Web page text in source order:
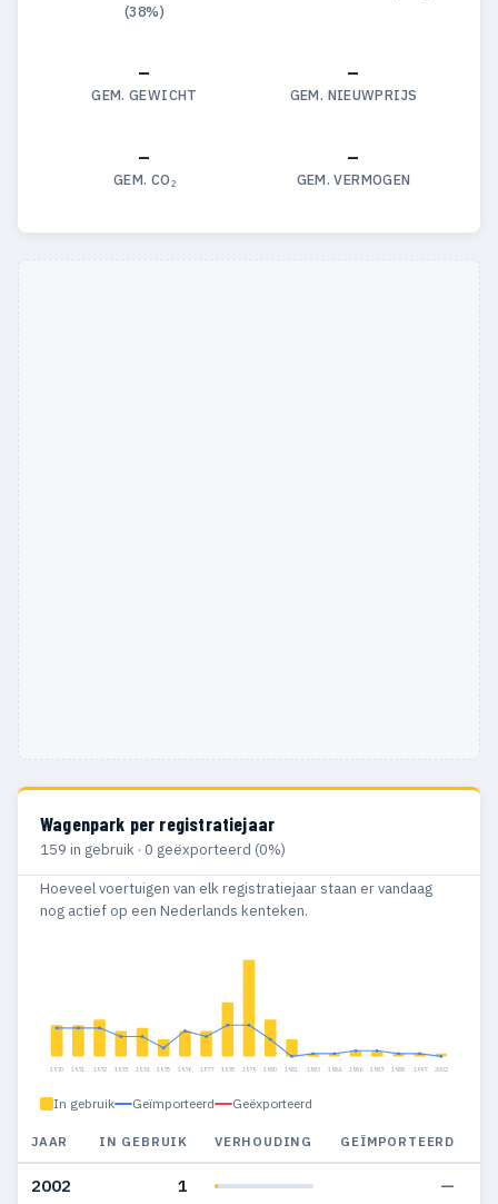
(38%)
—
GEM. GEWICHT
—
GEM. NIEUWPRIJS
—
GEM. CO₂
—
GEM. VERMOGEN
Wagenpark per registratiejaar
159 in gebruik · 0 geëxporteerd (0%)
Hoeveel voertuigen van elk registratiejaar staan er vandaag
nog actief op een Nederlands kenteken.
1970 1971 1972 1973 1974 1975 1976 1977 1978 1979 1980 1981 1983 1984 1986 1987 1988 1997 2002
In gebruik Geïmporteerd Geëxporteerd
JAAR IN GEBRUIK VERHOUDING GEÏMPORTEERD
2002 1 —